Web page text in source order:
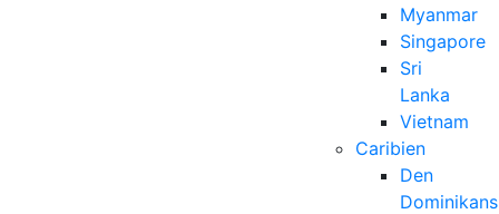
Myanmar
Singapore
Sri
Lanka
Vietnam
Caribien
Den